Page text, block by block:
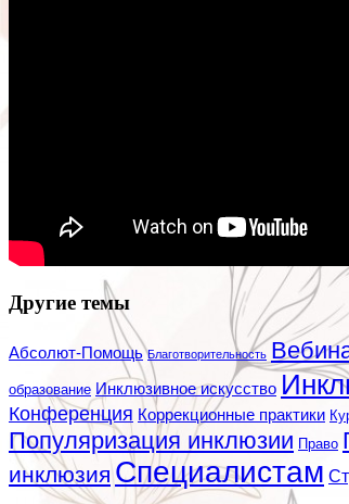
Другие темы
Абсолют-Помощь Благотворительность
образование Инклюзивное искусство
Конференция Коррекционные практики
Популяризация инклюзии Право
инклюзия Специалистам